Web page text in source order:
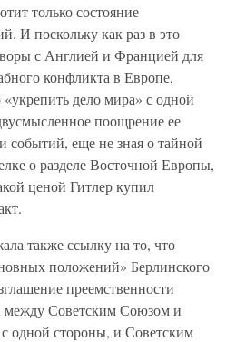
только состояние
И поскольку как раз в это
с Англией и Францией для
конфликта в Европе,
«укрепить дело мира» с одной
поощрение ее
событий, еще не зная о тайной
о разделе Восточной Европы,
ценой Гитлер купил
также ссылку на то, что
положений» Берлинского
преемственности
Советским Союзом и
одной стороны, и Советским